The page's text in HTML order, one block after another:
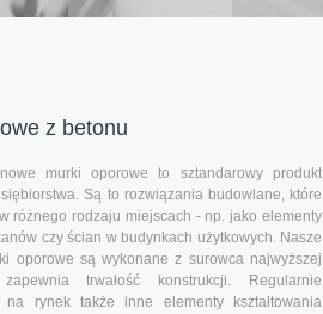
z betonu
murki oporowe to sztandarowy produkt
Są to rozwiązania budowlane, które
różnego rodzaju miejscach - np. jako elementy
czy ścian w budynkach użytkowych. Nasze
oporowe są wykonane z surowca najwyższej
trwałość konstrukcji. Regularnie
na rynek także inne elementy kształtowania